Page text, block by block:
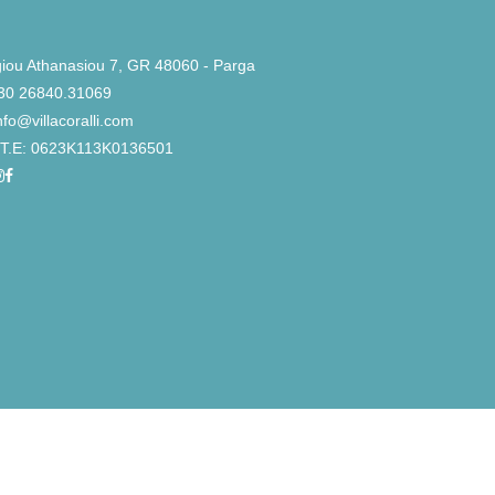
Athanasiou 7, GR 48060 - Parga
26840.31069
0623K113K0136501